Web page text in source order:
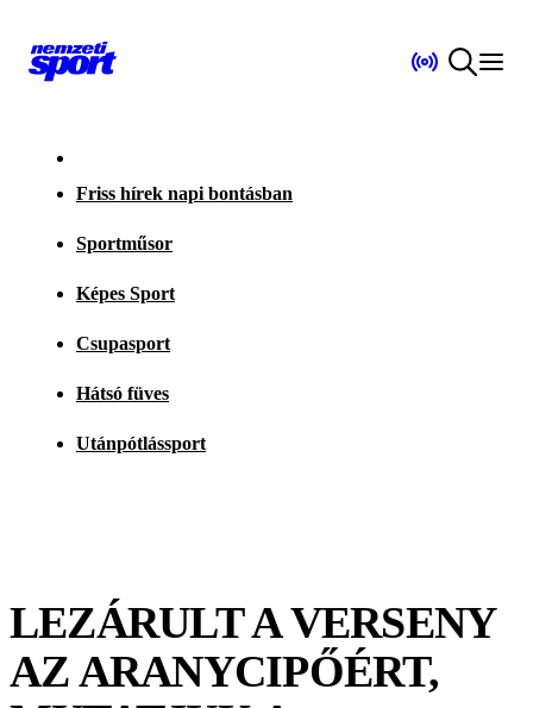
Friss hírek napi bontásban
Sportműsor
Képes Sport
Csupasport
Hátsó füves
Utánpótlássport
LEZÁRULT A VERSENY
AZ ARANYCIPŐÉRT,